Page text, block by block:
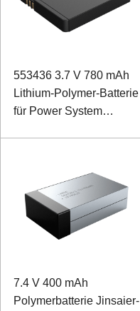
553436 3.7 V 780 mAh
Lithium-Polymer-Batterie
für Power System
7.4 V 400 mAh
Polymerbatterie Jinsaier-